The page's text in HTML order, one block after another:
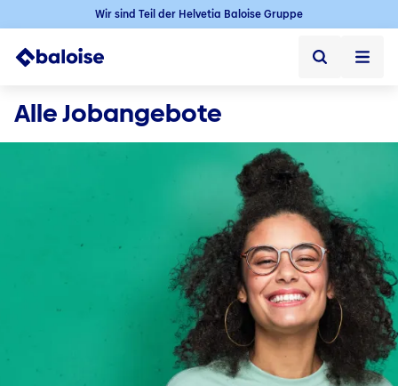
Wir sind Teil der Helvetia Baloise Gruppe
Startseite
Karriere in der Schweiz
Baloise als Arbeitgeber
Berufseinstieg
Karriere im Aussendienst
Alle Jobangebote